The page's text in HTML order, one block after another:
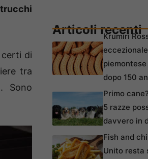
di
tra
Sono
Articoli recenti
Krumiri
dopo 150
Primo
5 razze
davvero in
Fish and
Unito resta